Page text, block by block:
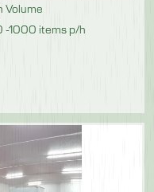
Volume
-1000 items p/h